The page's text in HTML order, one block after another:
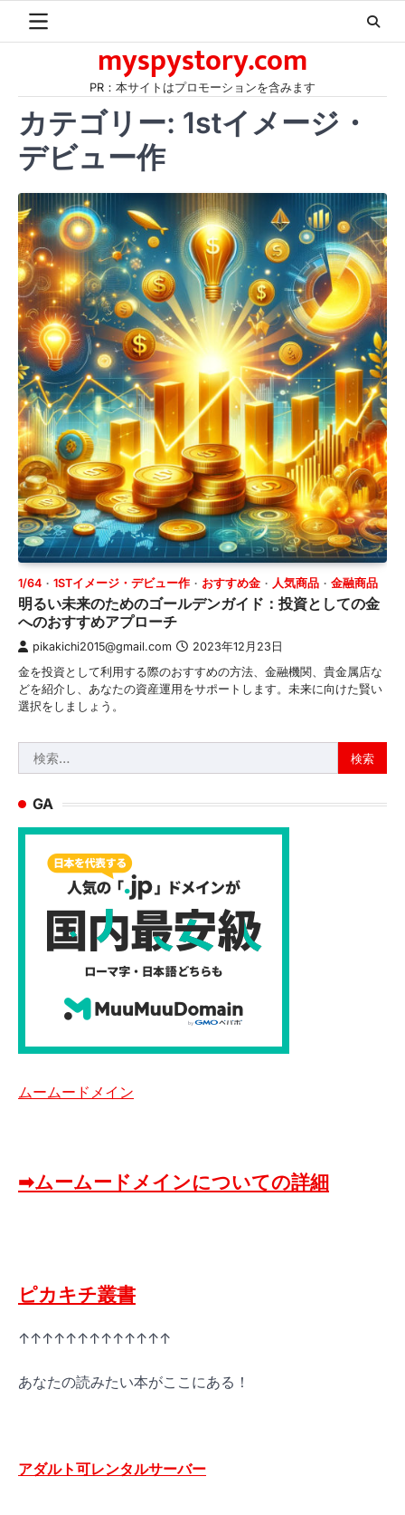
myspystory.com
PR：本サイトはプロモーションを含みます
カテゴリー: 1stイメージ・
デビュー作
1/64 1STイメージ・デビュー作 おすすめ金 人気商品 金融商品
明るい未来のためのゴールデンガイド：投資としての金
へのおすすめアプローチ
pikakichi2015@gmail.com 2023年12月23日
金を投資として利用する際のおすすめの方法、金融機関、貴金属店な
どを紹介し、あなたの資産運用をサポートします。未来に向けた賢い
選択をしましょう。
索:
GA
ムームードメイン
➡ムームードメインについての詳細
ピカキチ叢書
↑↑↑↑↑↑↑↑↑↑↑↑↑
あなたの読みたい本がここにある！
アダルト可レンタルサーバー